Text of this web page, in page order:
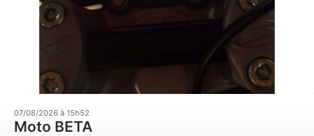
07/08/2026 à 15h52
Moto BETA